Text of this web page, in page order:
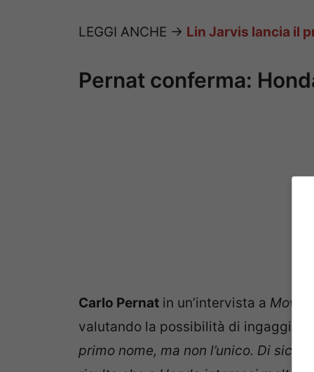
LEGGI ANCHE -> Lin Jarvis lancia il
Pernat conferma:
Carlo Pernat in un’intervista a
valutando la possibilità di ingaggiare
primo nome, ma non l’unico. Di